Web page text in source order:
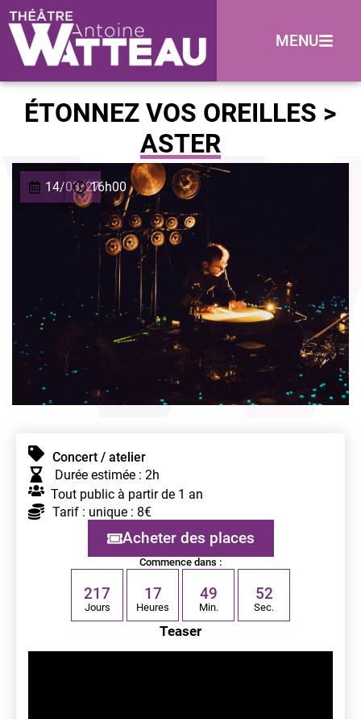
MENU
ÉTONNEZ VOS OREILLES >
ASTER
14/03/2716h00
Concert / atelier
Durée estimée : 2h
Tout public à partir de 1 an
Tarif : unique : 8€
Acheter des places
Commence dans :
217
Jours
17
Heures
49
Min.
52
Sec.
Teaser